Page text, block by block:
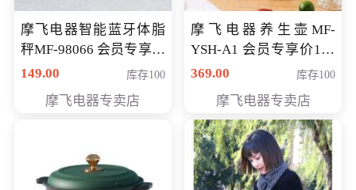
摩飞电器智能蓝牙体脂
秤MF-98066 会员专享价
98元
149.00 库存100
摩飞电器专卖店
摩飞电器养生壶MF-
YSH-A1 会员专享价198
元
369.00 库存100
摩飞电器专卖店